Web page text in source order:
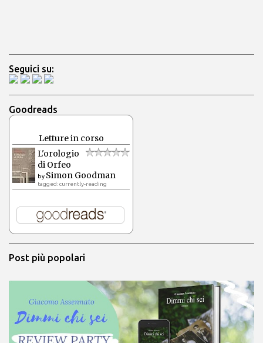
Seguici su:
Goodreads
Letture in corso
L'orologio
di Orfeo
by Simon Goodman
tagged: currently-reading
Post più popolari